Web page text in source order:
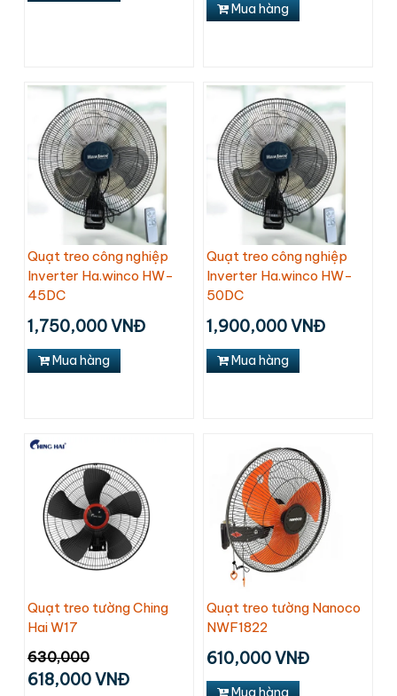
Mua hàng
Quạt treo công nghiệp
Inverter Ha.winco HW-
45DC
1,750,000 VNĐ
Mua hàng
Quạt treo công nghiệp
Inverter Ha.winco HW-
50DC
1,900,000 VNĐ
Mua hàng
Quạt treo tường Ching
Hai W17
630,000
618,000 VNĐ
Quạt treo tường Nanoco
NWF1822
610,000 VNĐ
Mua hàng